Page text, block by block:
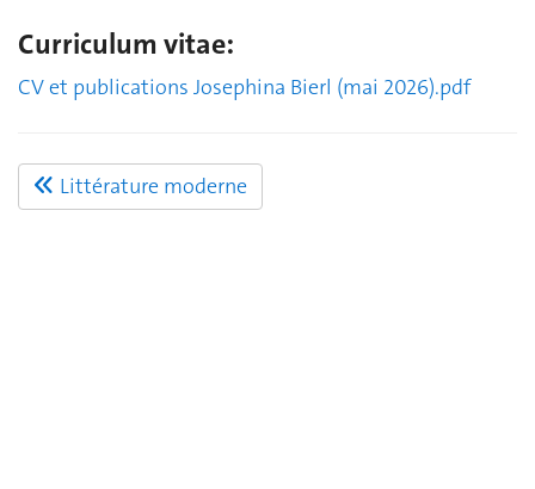
Curriculum vitae:
CV et publications Josephina Bierl (mai 2026).pdf
Littérature moderne